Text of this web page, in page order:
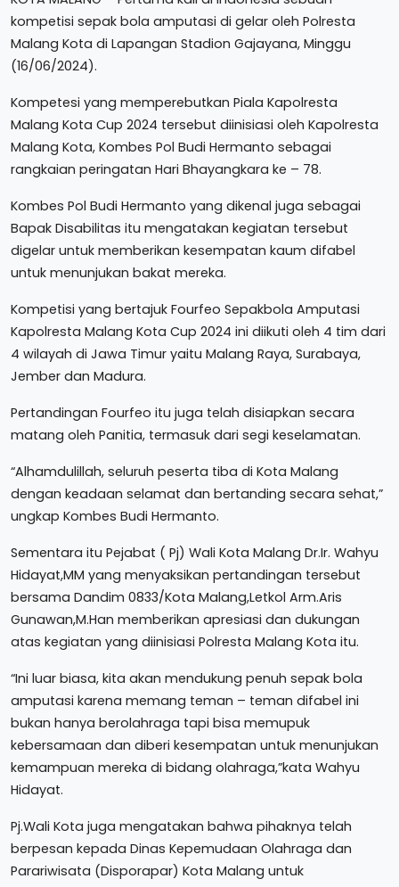
kompetisi sepak bola amputasi di gelar oleh Polresta
Malang Kota di Lapangan Stadion Gajayana, Minggu
(16/06/2024).
Kompetesi yang memperebutkan Piala Kapolresta
Malang Kota Cup 2024 tersebut diinisiasi oleh Kapolresta
Malang Kota, Kombes Pol Budi Hermanto sebagai
rangkaian peringatan Hari Bhayangkara ke – 78.
Kombes Pol Budi Hermanto yang dikenal juga sebagai
Bapak Disabilitas itu mengatakan kegiatan tersebut
digelar untuk memberikan kesempatan kaum difabel
untuk menunjukan bakat mereka.
Kompetisi yang bertajuk Fourfeo Sepakbola Amputasi
Kapolresta Malang Kota Cup 2024 ini diikuti oleh 4 tim dari
4 wilayah di Jawa Timur yaitu Malang Raya, Surabaya,
Jember dan Madura.
Pertandingan Fourfeo itu juga telah disiapkan secara
matang oleh Panitia, termasuk dari segi keselamatan.
“Alhamdulillah, seluruh peserta tiba di Kota Malang
dengan keadaan selamat dan bertanding secara sehat,”
ungkap Kombes Budi Hermanto.
Sementara itu Pejabat ( Pj) Wali Kota Malang Dr.Ir. Wahyu
Hidayat,MM yang menyaksikan pertandingan tersebut
bersama Dandim 0833/Kota Malang,Letkol Arm.Aris
Gunawan,M.Han memberikan apresiasi dan dukungan
atas kegiatan yang diinisiasi Polresta Malang Kota itu.
“Ini luar biasa, kita akan mendukung penuh sepak bola
amputasi karena memang teman – teman difabel ini
bukan hanya berolahraga tapi bisa memupuk
kebersamaan dan diberi kesempatan untuk menunjukan
kemampuan mereka di bidang olahraga,”kata Wahyu
Hidayat.
Pj.Wali Kota juga mengatakan bahwa pihaknya telah
berpesan kepada Dinas Kepemudaan Olahraga dan
Parariwisata (Disporapar) Kota Malang untuk